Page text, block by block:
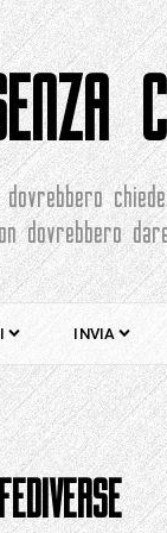
dovrebbero
INVIA